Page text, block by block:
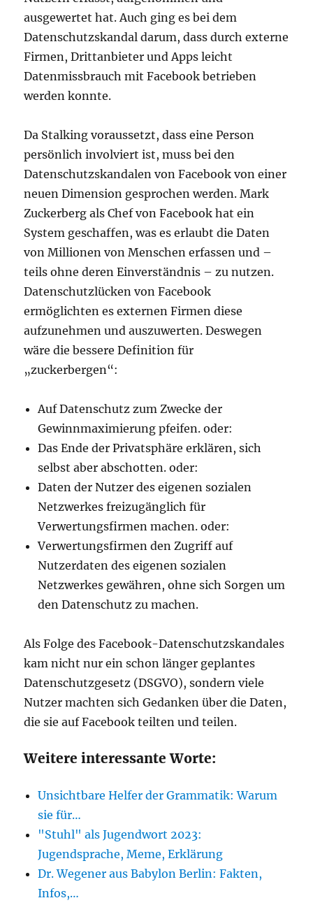
ausgewertet hat. Auch ging es bei dem
Datenschutzskandal darum, dass durch externe
Firmen, Drittanbieter und Apps leicht
Datenmissbrauch mit Facebook betrieben
werden konnte.
Da Stalking voraussetzt, dass eine Person
persönlich involviert ist, muss bei den
Datenschutzskandalen von Facebook von einer
neuen Dimension gesprochen werden. Mark
Zuckerberg als Chef von Facebook hat ein
System geschaffen, was es erlaubt die Daten
von Millionen von Menschen erfassen und –
teils ohne deren Einverständnis – zu nutzen.
Datenschutzlücken von Facebook
ermöglichten es externen Firmen diese
aufzunehmen und auszuwerten. Deswegen
wäre die bessere Definition für
„zuckerbergen“:
Auf Datenschutz zum Zwecke der
Gewinnmaximierung pfeifen. oder:
Das Ende der Privatsphäre erklären, sich
selbst aber abschotten. oder:
Daten der Nutzer des eigenen sozialen
Netzwerkes freizugänglich für
Verwertungsfirmen machen. oder:
Verwertungsfirmen den Zugriff auf
Nutzerdaten des eigenen sozialen
Netzwerkes gewähren, ohne sich Sorgen um
den Datenschutz zu machen.
Als Folge des Facebook-Datenschutzskandales
kam nicht nur ein schon länger geplantes
Datenschutzgesetz (DSGVO), sondern viele
Nutzer machten sich Gedanken über die Daten,
die sie auf Facebook teilten und teilen.
Weitere interessante Worte:
Unsichtbare Helfer der Grammatik: Warum
sie für…
"Stuhl" als Jugendwort 2023:
Jugendsprache, Meme, Erklärung
Dr. Wegener aus Babylon Berlin: Fakten,
Infos,…